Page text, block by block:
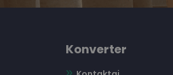
Konverter